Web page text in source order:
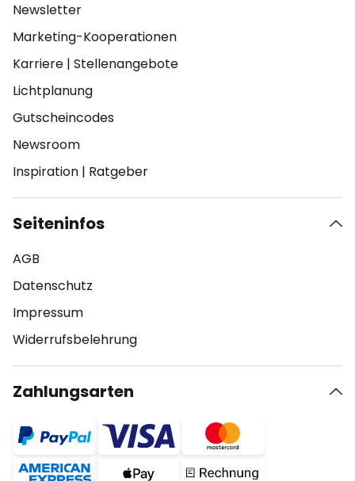
Newsletter
Marketing-Kooperationen
Karriere | Stellenangebote
Lichtplanung
Gutscheincodes
Newsroom
Inspiration | Ratgeber
Seiteninfos
AGB
Datenschutz
Impressum
Widerrufsbelehrung
Zahlungsarten